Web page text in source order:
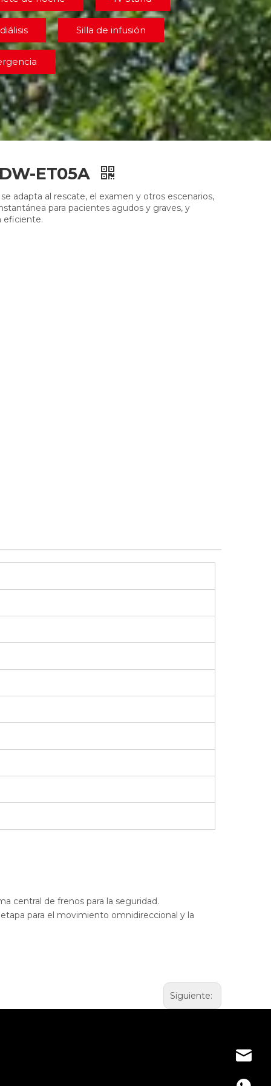
Silla de infusión
ET05A
adapta al rescate, el examen y otros escenarios,
para pacientes agudos y graves, y
eficiente.
central de frenos para la seguridad.
para el movimiento omnidireccional y la
Siguiente: